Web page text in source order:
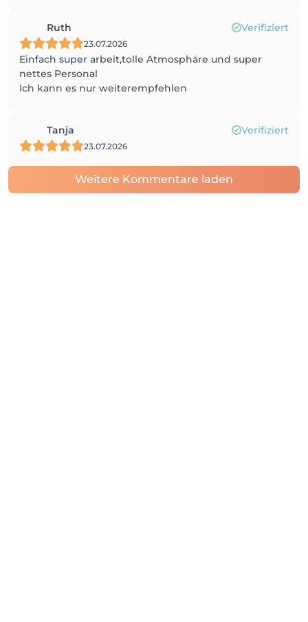
Ruth Verifiziert
23.07.2026
Einfach super arbeit,tolle Atmosphäre und super
nettes Personal
Ich kann es nur weiterempfehlen
Tanja Verifiziert
23.07.2026
Weitere Kommentare laden